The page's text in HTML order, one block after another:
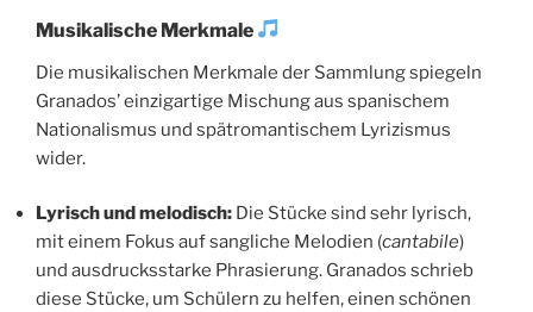
Musikalische Merkmale
Die musikalischen Merkmale der Sammlung spiegeln
Granados’ einzigartige Mischung aus spanischem
Nationalismus und spätromantischem Lyrizismus
wider.
Lyrisch und melodisch: Die Stücke sind sehr lyrisch,
mit einem Fokus auf sangliche Melodien (cantabile)
und ausdrucksstarke Phrasierung. Granados schrieb
diese Stücke, um Schülern zu helfen, einen schönen